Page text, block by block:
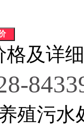
及详
殖污